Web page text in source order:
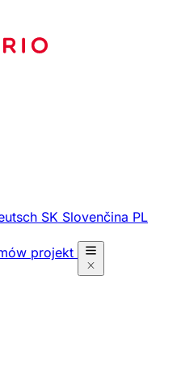
SK Slovenčina PL
projekt